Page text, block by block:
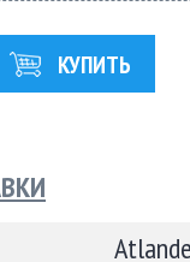
КУПИТЬ